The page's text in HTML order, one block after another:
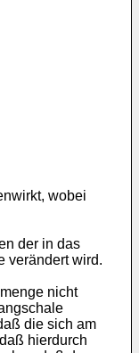
wobei
der in das
verändert wird.
nicht
die sich am
hierdurch